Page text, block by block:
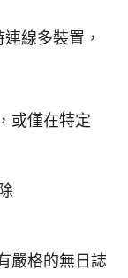
線多裝置，
或僅在特定
嚴格的無日誌